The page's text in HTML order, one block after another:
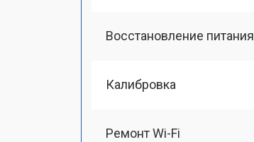
Восстановление питания
Калибровка
Ремонт Wi-Fi